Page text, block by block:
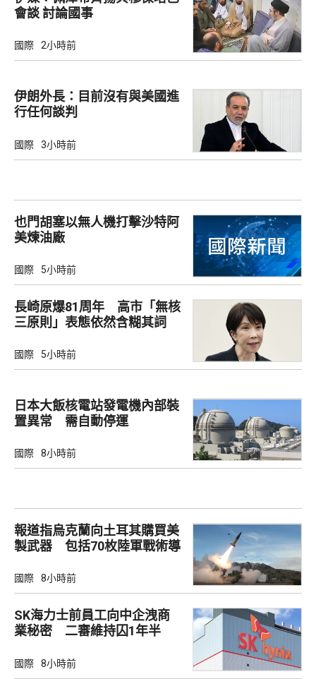
會談 討論國事
國際 2小時前
伊朗外長：目前沒有與美國進
行任何談判
國際 3小時前
也門胡塞以無人機打擊沙特阿
美煉油廠
國際 5小時前
長崎原爆81周年 高市「無核
三原則」表態依然含糊其詞
國際 5小時前
日本大飯核電站發電機內部裝
置異常 需自動停運
國際 8小時前
報道指烏克蘭向土耳其購買美
製武器 包括70枚陸軍戰術導
國際 8小時前
SK海力士前員工向中企洩商
業秘密 二審維持囚1年半
國際 8小時前